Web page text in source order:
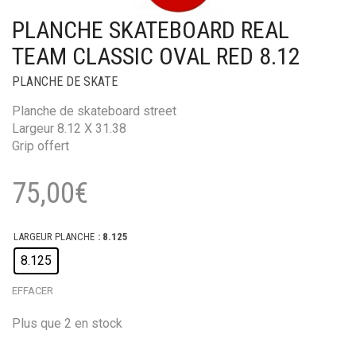
PLANCHE SKATEBOARD REAL
TEAM CLASSIC OVAL RED 8.12
PLANCHE DE SKATE
Planche de skateboard street
Largeur 8.12 X 31.38
Grip offert
75,00€
LARGEUR PLANCHE : 8.125
8.125
EFFACER
Plus que 2 en stock